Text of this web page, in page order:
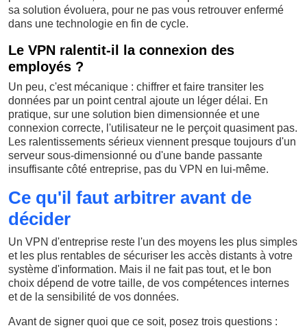
sa solution évoluera, pour ne pas vous retrouver enfermé
dans une technologie en fin de cycle.
Le VPN ralentit-il la connexion des
employés ?
Un peu, c'est mécanique : chiffrer et faire transiter les
données par un point central ajoute un léger délai. En
pratique, sur une solution bien dimensionnée et une
connexion correcte, l'utilisateur ne le perçoit quasiment pas.
Les ralentissements sérieux viennent presque toujours d'un
serveur sous-dimensionné ou d'une bande passante
insuffisante côté entreprise, pas du VPN en lui-même.
Ce qu'il faut arbitrer avant de
décider
Un VPN d'entreprise reste l'un des moyens les plus simples
et les plus rentables de sécuriser les accès distants à votre
système d'information. Mais il ne fait pas tout, et le bon
choix dépend de votre taille, de vos compétences internes
et de la sensibilité de vos données.
Avant de signer quoi que ce soit, posez trois questions :